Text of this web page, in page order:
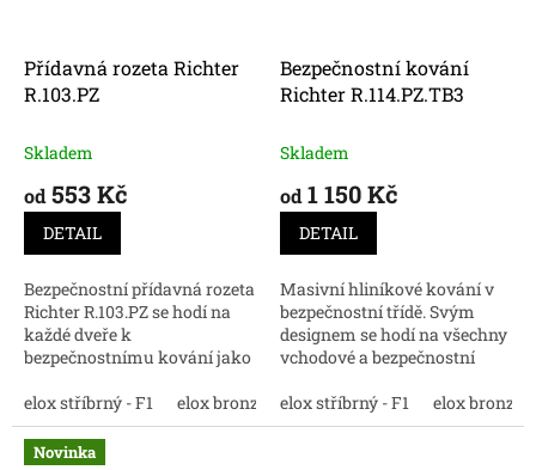
Přídavná rozeta Richter
R.103.PZ
Skladem
od553 Kč
DETAIL
Bezpečnostní přídavná rozeta
Richter R.103.PZ se hodí na
každé dveře k
bezpečnostnímu kování jako
zlodějům.
elox stříbrný - F1 elox bronz - F4 elox nerez - F9
Bezpečnostní kování
Richter R.114.PZ.TB3
Skladem
od1 150 Kč
DETAIL
Masivní hliníkové kování v
bezpečnostní třídě. Svým
designem se hodí na všechny
vchodové a bezpečnostní
bezpečnostní kování
Richter R.114.PZ .TB3.
elox stříbrný - F1 elox bronz -
Novinka